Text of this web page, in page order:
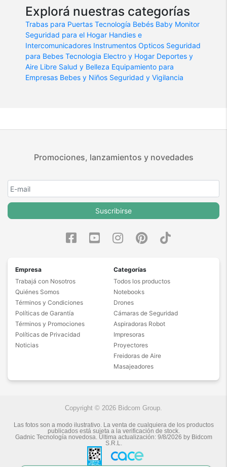
Explorá nuestras categorías
Trabas para Puertas Tecnología Bebés Baby Monitor
Seguridad para el Hogar Handies e
Intercomunicadores Instrumentos Opticos Seguridad
para Bebes Tecnologia Electro y Hogar Deportes y
Aire Libre Salud y Belleza Equipamiento para
Empresas Bebes y Niños Seguridad y Vigilancia
Promociones, lanzamientos y novedades
Suscribirse
Empresa
Trabajá con Nosotros
Quiénes Somos
Términos y Condiciones
Políticas de Garantía
Términos y Promociones
Políticas de Privacidad
Noticias
Categorías
Todos los productos
Notebooks
Drones
Cámaras de Seguridad
Aspiradoras Robot
Impresoras
Proyectores
Freidoras de Aire
Masajeadores
Copyright © 2026 Bidcom Group.
Las fotos son a modo ilustrativo. La venta de cualquiera de los productos
publicados está sujeta a la verificación de stock.
Gadnic Tecnología novedosa.Última actualización: 9/8/2026 by Bidcom
S.R.L.